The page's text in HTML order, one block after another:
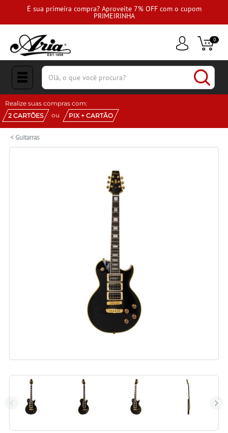
É sua primeira compra? Aproveite 7% OFF com o cupom
PRIMEIRINHA
0
(pesquisar)
Realize suas compras com:
2 CARTÕES
ou PIX + CARTÃO
<Guitarras